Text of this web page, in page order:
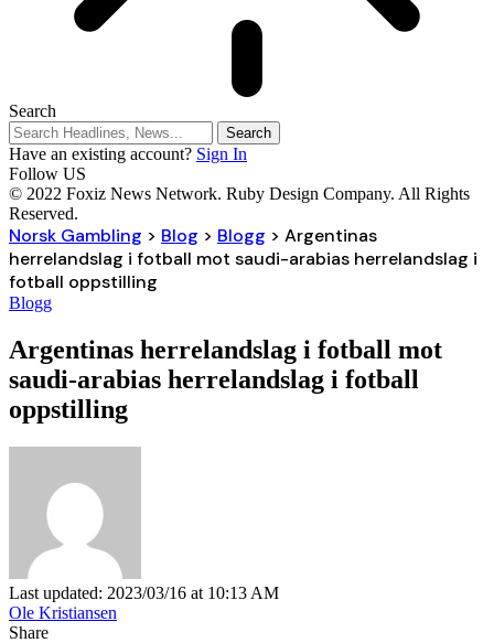
Search
Have an existing account? Sign In
Follow US
© 2022 Foxiz News Network. Ruby Design Company. All Rights
Reserved.
Norsk Gambling > Blog > Blogg > Argentinas
herrelandslag i fotball mot saudi-arabias herrelandslag i
fotball oppstilling
Blogg
Argentinas herrelandslag i fotball mot
saudi-arabias herrelandslag i fotball
oppstilling
Last updated: 2023/03/16 at 10:13 AM
Ole Kristiansen
Share